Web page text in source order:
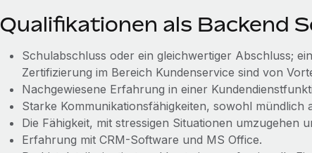
Qualifikationen als Backend
Schulabschluss oder ein gleichwertiger Abschluss;
Zertifizierung im Bereich Kundenservice sind von
Nachgewiesene Erfahrung in einer
Starke Kommunikationsfähigkeiten, sowohl mündlich
Die Fähigkeit, mit stressigen Situationen umzugehen
Erfahrung mit CRM-Software und MS Office.